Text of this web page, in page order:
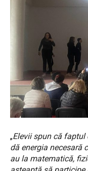
„Elevii spun că
dă energia necesară
au la matematică,